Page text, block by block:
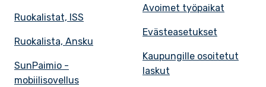
Ruokalistat, ISS
Ruokalista, Ansku
SunPaimio -
mobiilisovellus
Avoimet työpaikat
Evästeasetukset
Kaupungille osoitetut
laskut